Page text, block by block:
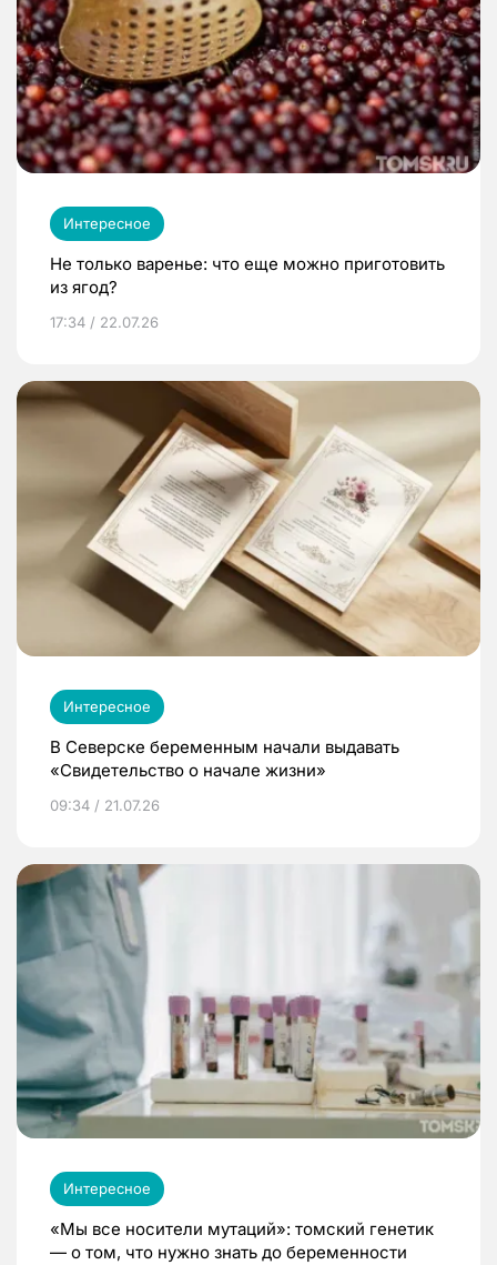
Интересное
Не только варенье: что еще можно приготовить
из ягод?
17:34 / 22.07.26
Интересное
В Северске беременным начали выдавать
«Свидетельство о начале жизни»
09:34 / 21.07.26
Интересное
«Мы все носители мутаций»: томский генетик
— о том, что нужно знать до беременности